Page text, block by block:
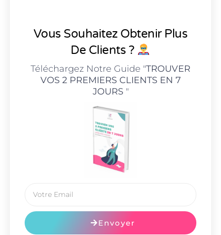
Vous Souhaitez Obtenir Plus
De Clients ?
Téléchargez Notre Guide "TROUVER
VOS 2 PREMIERS CLIENTS EN 7
JOURS"
Envoyer